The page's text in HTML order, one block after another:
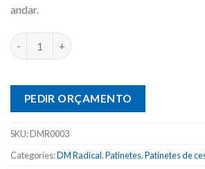
andar.
PEDIR ORÇAMENTO
SKU:DMR0003
Categories:DM Radical,Patinetes,Patinetes de